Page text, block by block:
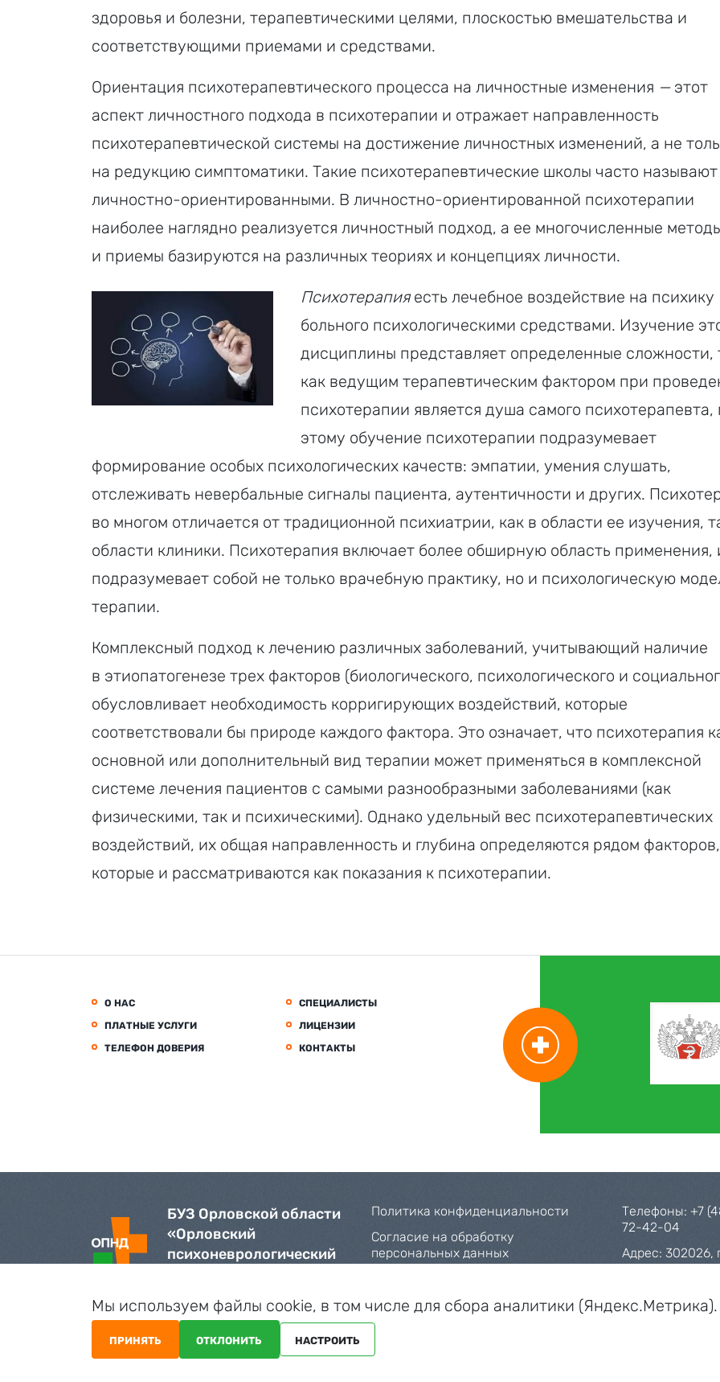
здоровья и болезни, терапевтическими целями, плоскостью вмешательства и
соответствующими приемами и средствами.
Ориентация психотерапевтического процесса на личностные изменения — этот
аспект личностного подхода в психотерапии и отражает направленность
психотерапевтической системы на достижение личностных изменений, а не
на редукцию симптоматики. Такие психотерапевтические школы часто называют
личностно-ориентированными. В личностно-ориентированной психотерапии
наиболее наглядно реализуется личностный подход, а ее многочисленные
и приемы базируются на различных теориях и концепциях личности.
Психотерапияесть лечебное воздействие на психику
больного психологическими средствами. Изучение
дисциплины представляет определенные сложности,
как ведущим терапевтическим фак­тором при
психотерапии является душа самого
этому обучение психотерапии подразумевает
формирование осо­бых психологических качеств: эмпатии, умения слушать,
отслеживать невер­бальные сигналы пациента, аутентичности и других.
во многом отличается от традиционной психиатрии, как в области ее изучения,
области клиники. Психотерапия включает более обширную область применения,
подразумевает собой не только врачебную практику, но и психологическую
терапии.
Комплексный подход к лечению различных заболеваний, учитывающий наличие
в этиопатогенезе трех факторов (биологического, психологического и
обусловливает необходимость корригирующих воздействий, которые
соответствовали бы природе каждого фактора. Это означает, что психотерапия
основной или дополнительный вид терапии может применяться в комплексной
системе лечения пациентов с самыми разнообразными заболеваниями (как
физическими, так и психическими). Однако удельный вес психотерапевтических
воздействий, их общая направленность и глубина определяются рядом факторов,
которые и рассматриваются как показания к психотерапии.
О НАС
СПЕЦИАЛИСТЫ
ПЛАТНЫЕ УСЛУГИ
ЛИЦЕНЗИИ
ТЕЛЕФОН ДОВЕРИЯ
КОНТАКТЫ
БУЗ Орловской области
«Орловский
психоневрологический
Политика конфиденциальности
Согласие на обработку
персональных данных
Телефоны:+7
72-42-04
Адрес: 302026,
region.ru
Мы используем файлы cookie, в том числе для сбора аналитики
ПРИНЯТЬ ОТКЛОНИТЬ НАСТРОИТЬ